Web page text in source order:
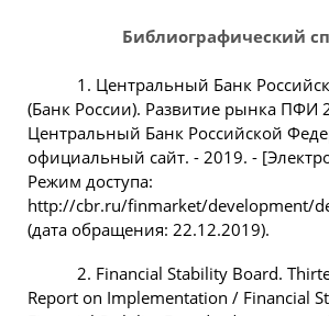
Библиографический
1. Центральный Банк
(Банк России). Развитие рынка ПФИ
Центральный Банк Российской
официальный сайт. - 2019. -
Режим доступа:
http://cbr.ru/finmarket/development/
(дата обращения: 22.12.2019).
2. Financial Stability Board.
Report on Implementation / Financial